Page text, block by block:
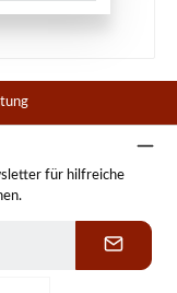
für hilfreiche